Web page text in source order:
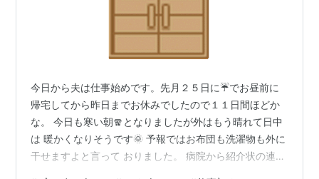
今日から夫は仕事始めです。先月２５日に☔でお昼前に
帰宅してから昨日までお休みでしたので１１日間ほどか
な。 今日も寒い朝🧣となりましたが外はもう晴れて日中
は 暖かくなりそうです🌞 予報ではお布団も洗濯物も外に
干せますよと言って おりました。 病院から紹介状の連絡